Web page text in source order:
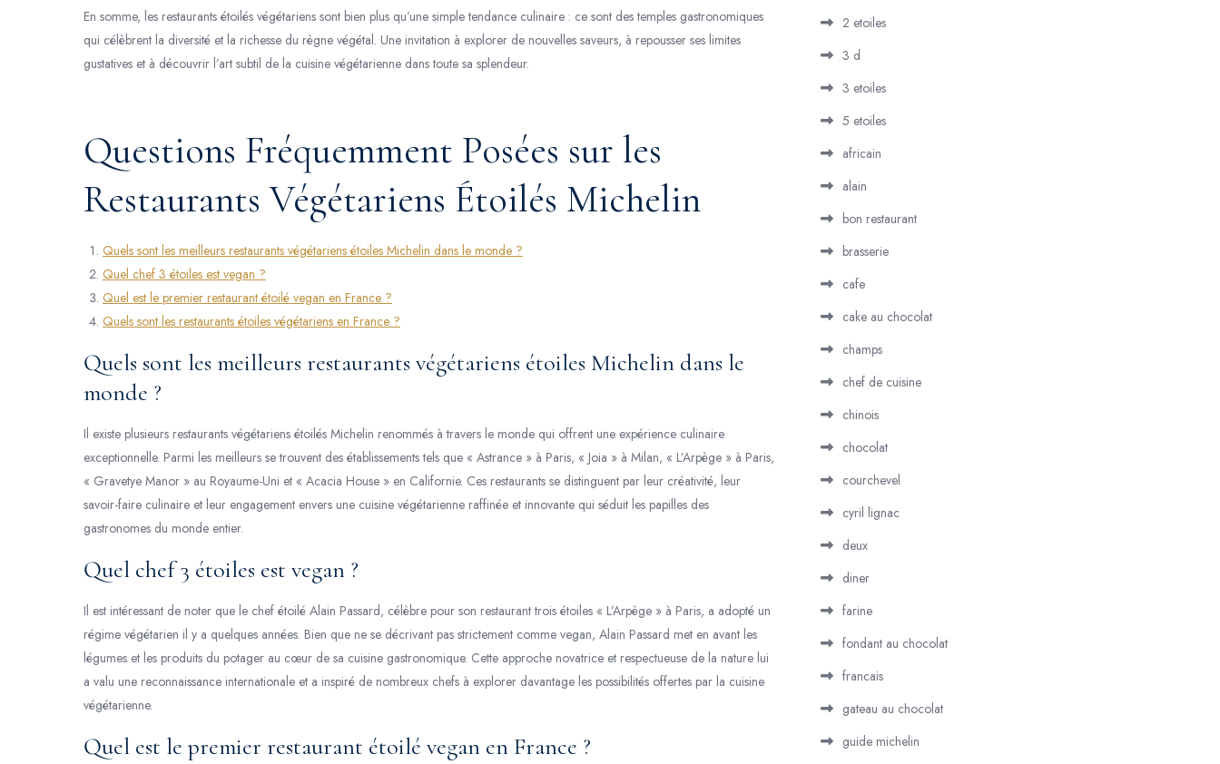
En somme, les restaurants étoilés végétariens sont bien plus qu’une simple tendance culinaire : ce sont des temples gastronomiques
qui célèbrent la diversité et la richesse du règne végétal. Une invitation à explorer de nouvelles saveurs, à repousser ses limites
gustatives et à découvrir l’art subtil de la cuisine végétarienne dans toute sa splendeur.
Questions Fréquemment Posées sur les
Restaurants Végétariens Étoilés Michelin
Quels sont les meilleurs restaurants végétariens étoiles Michelin dans le monde ?
Quel chef 3 étoiles est vegan ?
Quel est le premier restaurant étoilé vegan en France ?
Quels sont les restaurants étoiles végétariens en France ?
Quels sont les meilleurs restaurants végétariens étoiles Michelin dans le
monde ?
Il existe plusieurs restaurants végétariens étoilés Michelin renommés à travers le monde qui offrent une expérience culinaire
exceptionnelle. Parmi les meilleurs se trouvent des établissements tels que « Astrance » à Paris, « Joia » à Milan, « L’Arpège » à Paris,
« Gravetye Manor » au Royaume-Uni et « Acacia House » en Californie. Ces restaurants se distinguent par leur créativité, leur
savoir-faire culinaire et leur engagement envers une cuisine végétarienne raffinée et innovante qui séduit les papilles des
gastronomes du monde entier.
Quel chef 3 étoiles est vegan ?
Il est intéressant de noter que le chef étoilé Alain Passard, célèbre pour son restaurant trois étoiles « L’Arpège » à Paris, a adopté un
régime végétarien il y a quelques années. Bien que ne se décrivant pas strictement comme vegan, Alain Passard met en avant les
légumes et les produits du potager au cœur de sa cuisine gastronomique. Cette approche novatrice et respectueuse de la nature lui
a valu une reconnaissance internationale et a inspiré de nombreux chefs à explorer davantage les possibilités offertes par la cuisine
végétarienne.
Quel est le premier restaurant étoilé vegan en France ?
2 etoiles
3 d
3 etoiles
5 etoiles
africain
alain
bon restaurant
brasserie
cafe
cake au chocolat
champs
chef de cuisine
chinois
chocolat
courchevel
cyril lignac
deux
diner
farine
fondant au chocolat
francais
gateau au chocolat
guide michelin